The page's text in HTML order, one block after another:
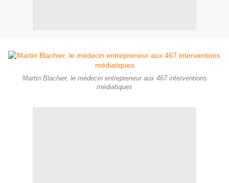
Martin Blachier, le médecin entrepreneur aux 467 interventions
médiatiques